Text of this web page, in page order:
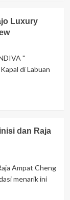
Luxury
"
di Labuan
dan Raja
Ampat Cheng
menarik ini